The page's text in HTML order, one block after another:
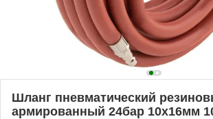
Шланг пневматический
армированный 24бар 10x16мм